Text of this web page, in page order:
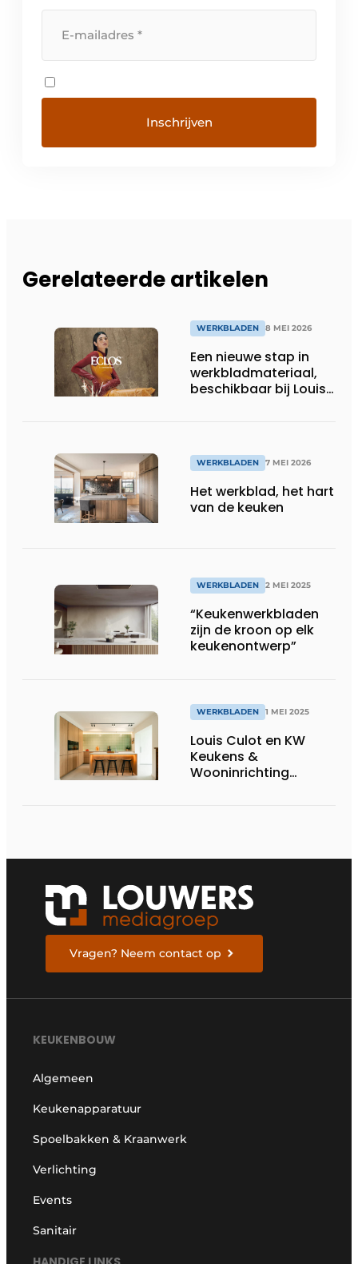
Gerelateerde artikelen
WERKBLADEN 8 MEI 2026
Een nieuwe stap in
werkbladmateriaal,
beschikbaar bij Louis
WERKBLADEN 7 MEI 2026
Het werkblad, het hart
van de keuken
WERKBLADEN 2 MEI 2025
“Keukenwerkbladen
zijn de kroon op elk
keukenontwerp”
WERKBLADEN 1 MEI 2025
Louis Culot en KW
Keukens &
Wooninrichting
Vragen? Neem contact op
KEUKENBOUW
Algemeen
Keukenapparatuur
Spoelbakken & Kraanwerk
Verlichting
Events
Sanitair